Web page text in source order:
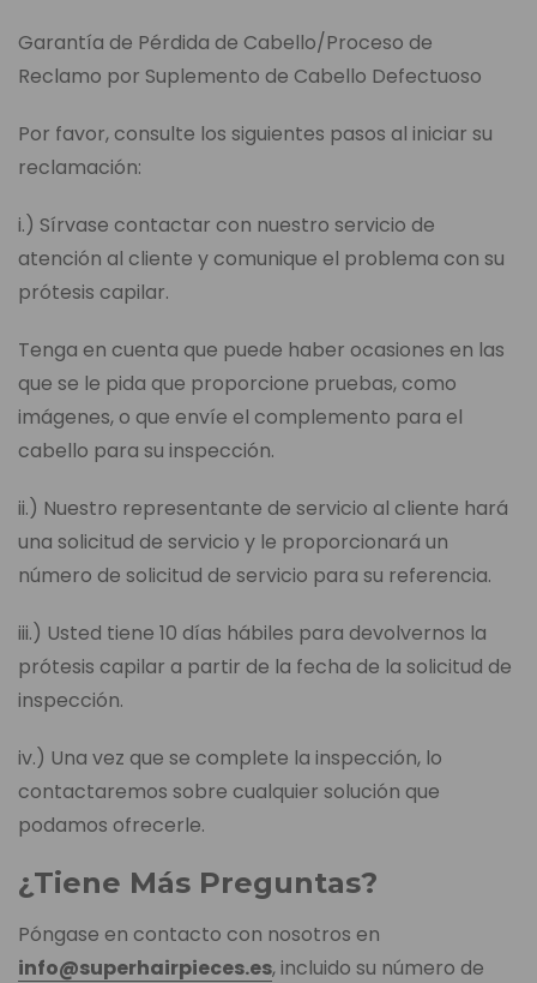
Garantía de Pérdida de Cabello/Proceso de
Reclamo por Suplemento de Cabello Defectuoso
Por favor, consulte los siguientes pasos al iniciar su
reclamación:
i.) Sírvase contactar con nuestro servicio de
atención al cliente y comunique el problema con su
prótesis capilar.
Tenga en cuenta que puede haber ocasiones en las
que se le pida que proporcione pruebas, como
imágenes, o que envíe el complemento para el
cabello para su inspección.
ii.) Nuestro representante de servicio al cliente hará
una solicitud de servicio y le proporcionará un
número de solicitud de servicio para su referencia.
iii.) Usted tiene 10 días hábiles para devolvernos la
prótesis capilar a partir de la fecha de la solicitud de
inspección.
iv.) Una vez que se complete la inspección, lo
contactaremos sobre cualquier solución que
podamos ofrecerle.
¿Tiene Más Preguntas?
Póngase en contacto con nosotros en
info@superhairpieces.es, incluido su número de